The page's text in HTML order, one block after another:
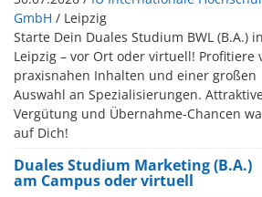
GmbH / Leipzig
Starte Dein Duales Studium BWL (B.A.) in
Leipzig – vor Ort oder virtuell! Profitiere
praxisnahen Inhalten und einer großen
Auswahl an Spezialisierungen.
Vergütung und Übernahme-Chancen
auf Dich!
Duales Studium Marketing (B.A.)
am Campus oder virtuell